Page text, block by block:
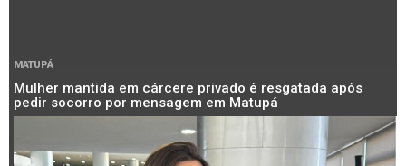
MATUPÁ
Mulher mantida em cárcere privado é resgatada após
pedir socorro por mensagem em Matupá